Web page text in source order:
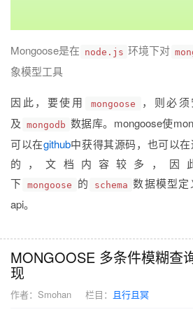
Mongoose是在 node.js 环境下对
象模型工具
因此，要使用 mongoose ，则必
及 mongodb 数据库。mongoose使
可以在github中获得其源码，也可以
的，文档内容较多，因
下 mongoose 的 schema 数据模型
api。
MONGOOSE 多条件模糊查
现
作者： Smohan 栏目： 且行且冥